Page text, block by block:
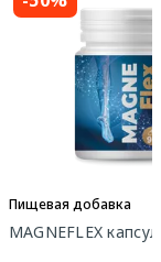
Пищевая добавка
MAGNEFLEX